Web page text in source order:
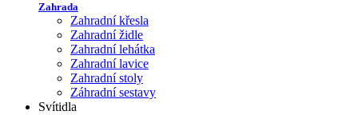
Zahrada
Zahradní křesla
Zahradní židle
Zahradní lehátka
Zahradní lavice
Zahradní stoly
Záhradní sestavy
Svítidla